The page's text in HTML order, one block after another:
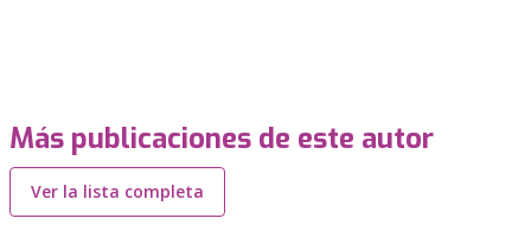
Más publicaciones de este autor
Ver la lista completa